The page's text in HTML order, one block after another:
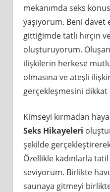
mekanımda seks
yaşıyorum. Beni
gittiğimde tatlı hırçın
oluşturuyorum.
ilişkilerin herkese
olmasına ve ateşli
gerçekleşmesini
Kimseyi kırmadan
Seks Hikayeleri
şekilde
Özellikle kadınlarla
seviyorum. Birlikte
saunaya gitmeyi